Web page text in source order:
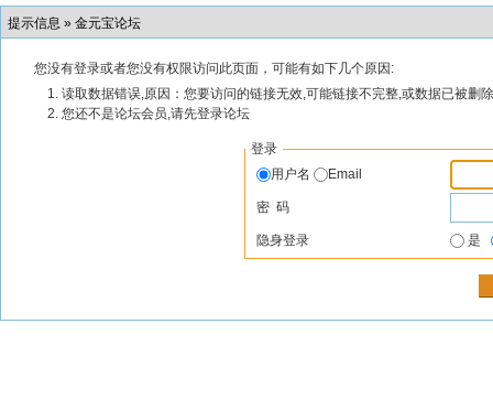
提示信息 » 金元宝论坛
您没有登录或者您没有权限访问此页面，可能有如下几个原因:
读取数据错误,原因：您要访问的链接无效,可能链接不完整,或数据已被删
您还不是论坛会员,请先登录论坛
登录
用户名
Email
密 码
隐身登录 是